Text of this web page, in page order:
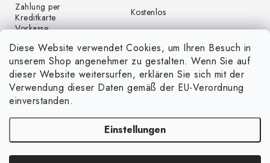
Diese Website verwendet Cookies, um Ihren Besuch in
unserem Shop angenehmer zu gestalten. Wenn Sie auf
dieser Website weitersurfen, erklären Sie sich mit der
Verwendung dieser Daten gemäß der EU-Verordnung
einverstanden.
Einstellungen
Zahlung per
Kreditkarte
Kostenlos
Vorkasse
Zahlung per PayPal
Kostenlos
Nachnahme
€4,00
Copyright 2026GrünGarten.de. Alle Rechte vorbehalten.Cookie-